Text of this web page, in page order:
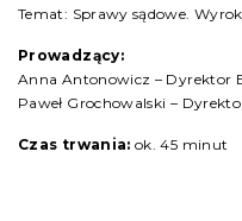
Temat: Sprawy sądowe.
Prowadzący:
Anna Antonowicz – Dyrektor
Paweł Grochowalski –
Czas trwania: ok. 45 minut